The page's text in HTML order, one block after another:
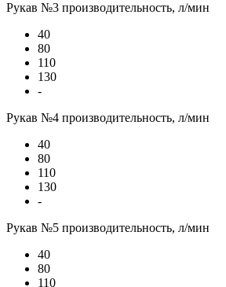
Рукав №3 производительность, л/мин
40
80
110
130
-
Рукав №4 производительность, л/мин
40
80
110
130
-
Рукав №5 производительность, л/мин
40
80
110